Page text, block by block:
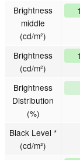
Brightness
middle
(cd/m²)
Brightness
(cd/m²)
Brightness
Distribution
(%)
Black Level *
(cd/m²)